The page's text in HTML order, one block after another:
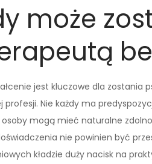
może
jest kluczowe dla zostania
Nie każdy ma
mogą mieć naturalne
nie powinien być
kładzie duży nacisk na